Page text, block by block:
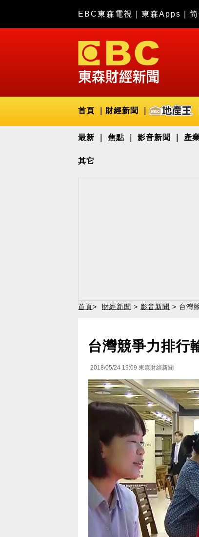
EBC東森電視 東森Apps
首頁 財經新聞
最新 焦點 影音新聞 產
其它
首頁> 財經新聞 > 影音新聞 > 台灣
台灣競爭力排行
2018/05/24 19:09 東森財經新聞